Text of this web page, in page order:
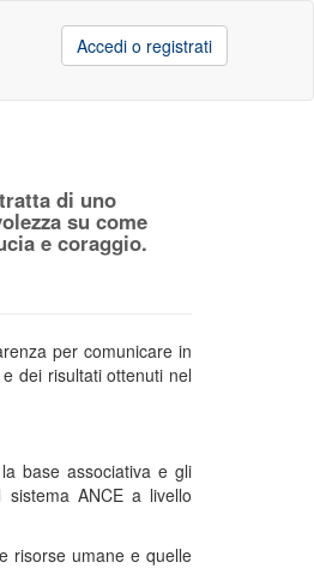
Accedi o registrati
di uno
su come
e coraggio.
per comunicare in
dei risultati ottenuti nel
base associativa e gli
ANCE a livello
risorse umane e quelle